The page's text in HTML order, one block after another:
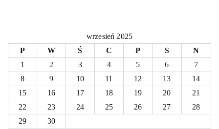
wrzesień 2025
P
W Ś C P S
N
1
2 3 4 5 6
7
8
9 10 11 12 13
14
15
16 17 18 19 20
21
22
23 24 25 26 27
28
29
30